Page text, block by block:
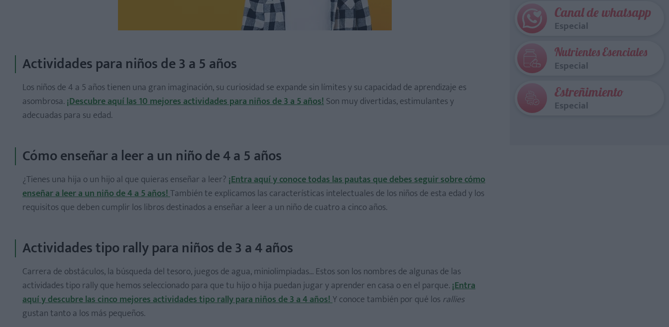
Actividades para niños de 3 a 5 años
Los niños de 4 a 5 años tienen una gran imaginación, su curiosidad se expande sin límites y su capacidad de aprendizaje es
asombrosa. ¡Descubre aquí las 10 mejores actividades para niños de 3 a 5 años!Son muy divertidas, estimulantes y
adecuadas para su edad.
Cómo enseñar a leer a un niño de 4 a 5 años
¿Tienes una hija o un hijo al que quieras enseñar a leer? ¡Entra aquí y conoce todas las pautas que debes seguir sobre cómo
enseñar a leer a un niño de 4 a 5 años!También te explicamos las características intelectuales de los niños de esta edad y los
requisitos que deben cumplir los libros destinados a enseñar a leer a un niño de cuatro a cinco años.
Actividades tipo rally para niños de 3 a 4 años
Carrera de obstáculos, la búsqueda del tesoro, juegos de agua, miniolimpiadas... Estos son los nombres de algunas de las
actividades tipo rally que hemos seleccionado para que tu hijo o hija puedan jugar y aprender en casa o en el parque. ¡Entra
aquí y descubre las cinco mejores actividades tipo rally para niños de 3 a 4 años!Y conoce también por qué los rallies
gustan tanto a los más pequeños.
Canal de whatsapp
Especial
Nutrientes Esenciales
Especial
Estreñimiento
Especial